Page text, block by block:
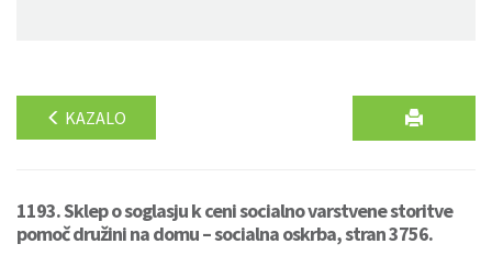
KAZALO
1193. Sklep o soglasju k ceni socialno varstvene storitve
pomoč družini na domu – socialna oskrba, stran 3756.